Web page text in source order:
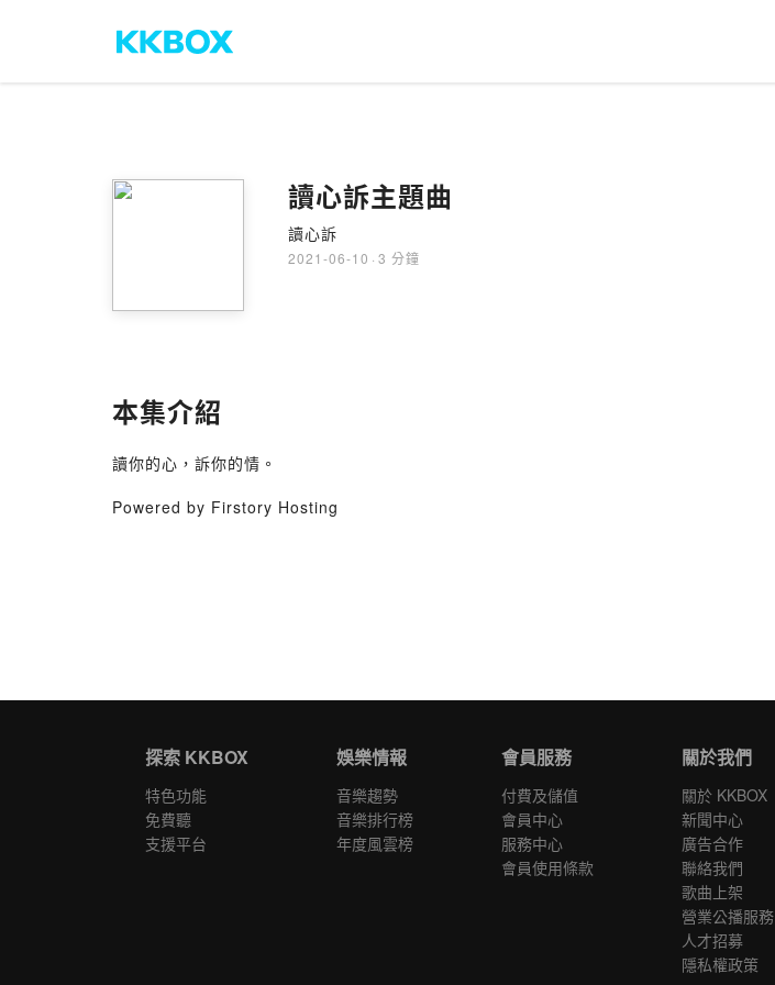
讀心訴主題曲
讀心訴
2021-06-10 · 3 分鐘
本集介紹
讀你的心，訴你的情。
Powered by Firstory Hosting
探索 KKBOX
特色功能
免費聽
支援平台
娛樂情報
音樂趨勢
音樂排行榜
年度風雲榜
會員服務
付費及儲值
會員中心
服務中心
會員使用條款
關於我們
關於 KKBOX
新聞中心
廣告合作
聯絡我們
歌曲上架
營業公播服務
人才招募
隱私權政策